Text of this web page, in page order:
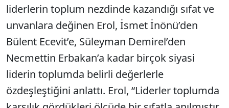
liderlerin toplum nezdinde kazandığı sıfat ve
unvanlara değinen Erol, İsmet İnönü’den
Bülent Ecevit’e, Süleyman Demirel’den
Necmettin Erbakan’a kadar birçok siyasi
liderin toplumda belirli değerlerle
özdeşleştiğini anlattı. Erol, “Liderler toplumda